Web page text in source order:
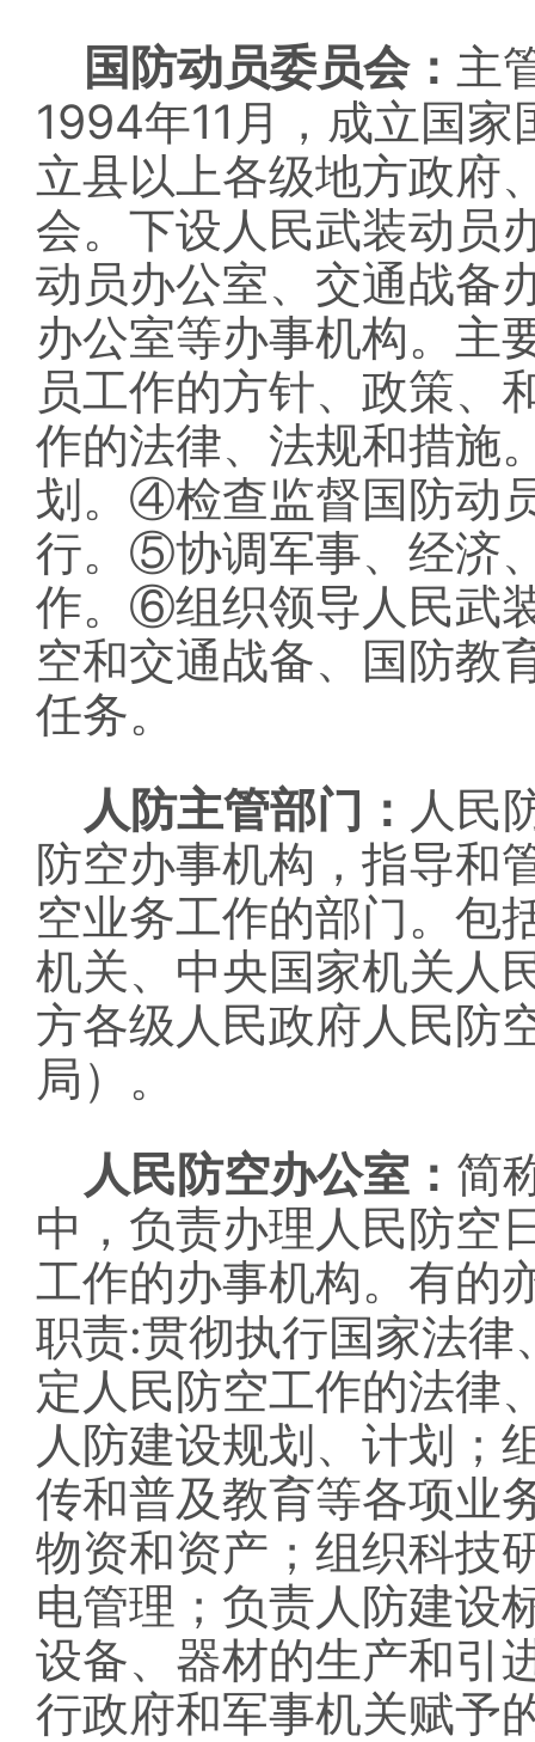
国防动员委员会： 主
1994年11 月，成立国
立县以上各级地方政府
会。下设人民武装动员
动员办公室、交通战备
办公室等办事机构。主
员工作的方针、政策
作的法律、法规和措施
划。④检查监督国防动
行。⑤协调军事、经济
作。⑥组织领导人民武
空和交通战备、国防教
任务。
人防主管部门： 人民
防空办事机构，指导和
空业务工作的部门。包
机关、中央国家机关人
方各级人民政府人民防
局）。
人民防空办公室： 简
中，负责办理人民防空
工作的办事机构。有的
职责:贯彻执行国家法律
定人民防空工作的法律
人防建设规划、计划；
传和普及教育等各项业
物资和资产；组织科技
电管理；负责人防建设
设备、器材的生产和引
行政府和军事机关赋予